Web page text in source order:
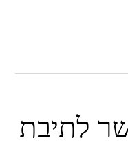
לתיבת